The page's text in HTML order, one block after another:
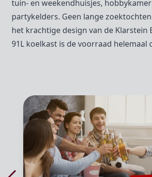
tuin- en weekendhuisjes,
partykelders. Geen lange
het krachtige design van de Klarstein
91L koelkast is de voorraad helemaal